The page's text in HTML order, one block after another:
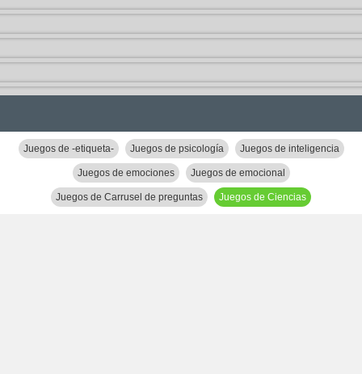
Juegos de -etiqueta- Juegos de psicología Juegos de inteligencia
Juegos de emociones Juegos de emocional
Juegos de Carrusel de preguntas Juegos de Ciencias